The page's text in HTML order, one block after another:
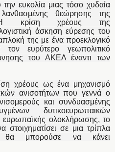
ευκολία μιας τόσο χυδαία
θεώρησης της
Η κρίση χρέους της
άσκηση εύρεσης του
της με ένα προεκλογικό
τον ευρύτερο γεωπολιτικό
του ΑΚΕΛ έναντι των
χρέους ως ένα μηχανισμό
ανισοτήτων που γεννά ο
και συνδυασμένης
δυτικοευρωπαικών
ευρωπαϊκής ολοκλήρωσης, το
σε μια τρίπλα
μπορούσε να κάνει